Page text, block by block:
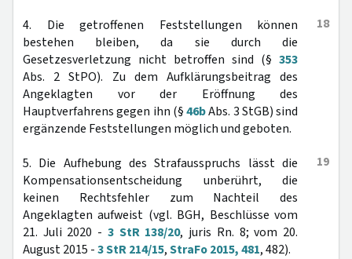
18
4. Die getroffenen Feststellungen können
bestehen bleiben, da sie durch die
Gesetzesverletzung nicht betroffen sind (§ 353
Abs. 2 StPO). Zu dem Aufklärungsbeitrag des
Angeklagten vor der Eröffnung des
Hauptverfahrens gegen ihn (§46bAbs. 3 StGB) sind
ergänzende Feststellungen möglich und geboten.
19
5. Die Aufhebung des Strafausspruchs lässt die
Kompensationsentscheidung unberührt, die
keinen Rechtsfehler zum Nachteil des
Angeklagten aufweist (vgl. BGH, Beschlüsse vom
21. Juli 2020 - 3 StR 138/20, juris Rn. 8; vom 20.
August 2015 -3 StR 214/15,StraFo 2015, 481, 482).